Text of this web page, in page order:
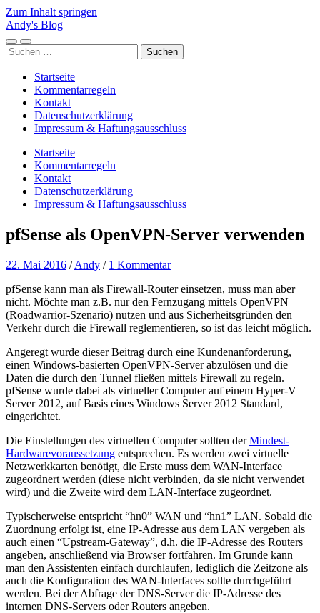
Zum Inhalt springen
Andy's Blog
Mobile-
Menü
Suchfeld
ein-/ausblenden
Suchen
nach:
Startseite
Kommentarregeln
Kontakt
Datenschutzerklärung
Impressum & Haftungsausschluss
Startseite
Kommentarregeln
Kontakt
Datenschutzerklärung
Impressum & Haftungsausschluss
pfSense als OpenVPN-Server verwenden
22. Mai 2016 /Andy / 1 Kommentar
pfSense kann man als Firewall-Router einsetzen, muss man aber
nicht. Möchte man z.B. nur den Fernzugang mittels OpenVPN
(Roadwarrior-Szenario) nutzen und aus Sicherheitsgründen den
Verkehr durch die Firewall reglementieren, so ist das leicht möglich.
Angeregt wurde dieser Beitrag durch eine Kundenanforderung,
einen Windows-basierten OpenVPN-Server abzulösen und die
Daten die durch den Tunnel fließen mittels Firewall zu regeln.
pfSense wurde dabei als virtueller Computer auf einem Hyper-V
Server 2012, auf Basis eines Windows Server 2012 Standard,
eingerichtet.
Die Einstellungen des virtuellen Computer sollten derMindest-
Hardwarevoraussetzung entsprechen. Es werden zwei virtuelle
Netzwerkkarten benötigt, die Erste muss dem WAN-Interface
zugeordnert werden (diese nicht verbinden, da sie nicht verwendet
wird) und die Zweite wird dem LAN-Interface zugeordnet.
Typischerweise entspricht “hn0” WAN und “hn1” LAN. Sobald die
Zuordnung erfolgt ist, eine IP-Adresse aus dem LAN vergeben als
auch einen “Upstream-Gateway”, d.h. die IP-Adresse des Routers
angeben, anschließend via Browser fortfahren. Im Grunde kann
man den Assistenten einfach durchlaufen, lediglich die Zeitzone als
auch die Konfiguration des WAN-Interfaces sollte durchgeführt
werden. Bei der Abfrage der DNS-Server die IP-Adresse des
internen DNS-Servers oder Routers angeben.